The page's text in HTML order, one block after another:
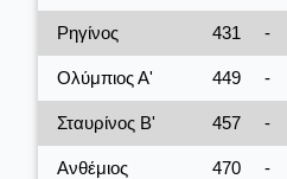
Ρηγίνος 431 -
Ολύμπιος Α' 449 -
Σταυρίνος Β' 457 -
Ανθέμιος 470 -